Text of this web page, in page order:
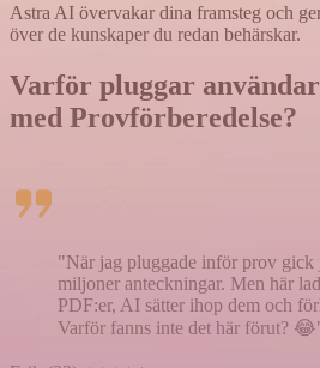
Astra AI övervakar dina framsteg och
över de kunskaper du redan behärskar.
Varför pluggar
med Provförberedelse?
"När jag pluggade inför prov gick
miljoner anteckningar. Men här
PDF:er, AI sätter ihop dem och
Varför fanns inte det här förut?